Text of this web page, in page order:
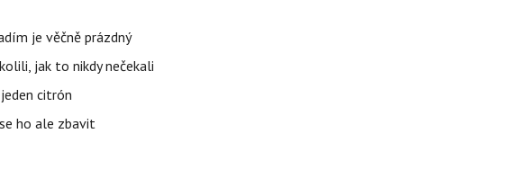
je věčně prázdný
jak to nikdy nečekali
citrón
ho ale zbavit